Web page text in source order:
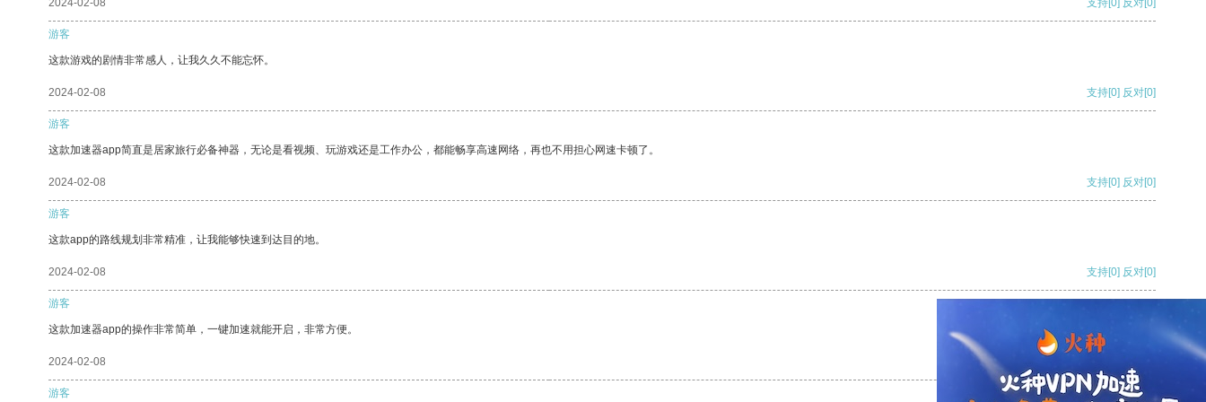
2024-02-08 支持[0] 反对[0]
游客
这款游戏的剧情非常感人，让我久久不能忘怀。
2024-02-08 支持[0] 反对[0]
游客
这款加速器app简直是居家旅行必备神器，无论是看视频、玩游戏还是工作办公，都能畅享高速网络，再也不用担心网速卡顿了。
2024-02-08 支持[0] 反对[0]
游客
这款app的路线规划非常精准，让我能够快速到达目的地。
2024-02-08 支持[0] 反对[0]
游客
这款加速器app的操作非常简单，一键加速就能开启，非常方便。
2024-02-08
游客